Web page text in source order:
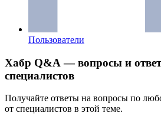
Пользователи
Хабр Q&A — вопросы и
специалистов
Получайте ответы на вопросы по
от специалистов в этой теме.